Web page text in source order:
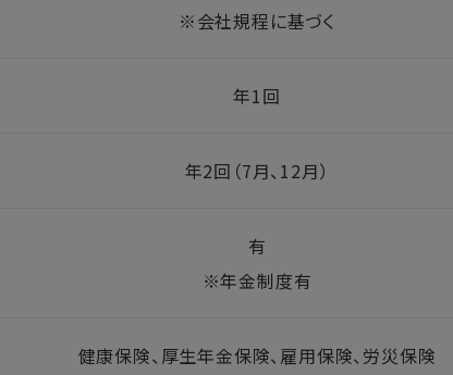
※会社規程に基づく
年1回
年2回（7月、12月）
有
※年金制度有
健康保険、厚生年金保険、雇用保険、労災保険